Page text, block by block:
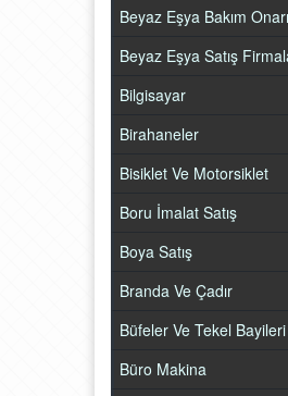
Beyaz Eşya Bakım
Beyaz Eşya Satış
Bilgisayar
Birahaneler
Bisiklet Ve Motorsiklet
Boru İmalat Satış
Boya Satış
Branda Ve Çadır
Büfeler Ve Tekel Bayileri
Büro Makina